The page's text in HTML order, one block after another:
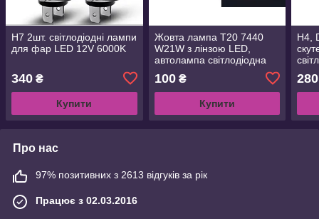
H7 2шт. світлодіодні лампи
для фар LED 12V 6000K
340 ₴
Купити
Жовта лампа T20 7440
W21W з лінзою LED,
автолампа світлодіодна
100₴
Купити
H4,
280
Про нас
97% позитивних з 2613 відгуків за рік
Працює з 02.03.2016